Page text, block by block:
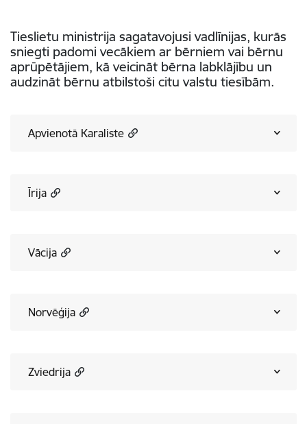
Tieslietu ministrija sagatavojusi vadlīnijas, kurās
sniegti padomi vecākiem ar bērniem vai bērnu
aprūpētājiem, kā veicināt bērna labklājību un
audzināt bērnu atbilstoši citu valstu tiesībām.
Apvienotā Karaliste
Īrija
Vācija
Norvēģija
Zviedrija